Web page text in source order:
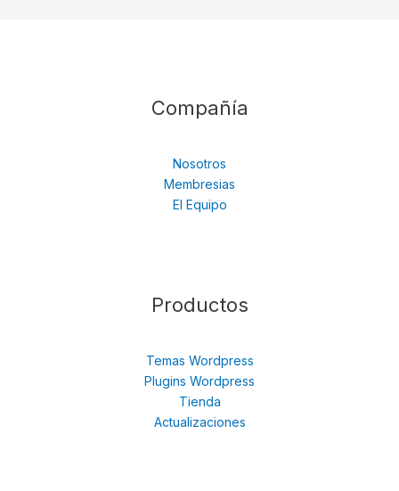
Compañía
Nosotros
Membresias
El Equipo
Productos
Temas Wordpress
Plugins Wordpress
Tienda
Actualizaciones